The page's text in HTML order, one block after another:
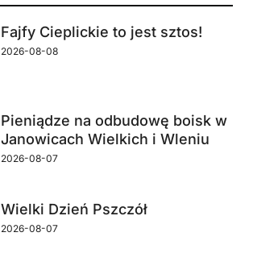
Fajfy Cieplickie to jest sztos!
2026-08-08
Pieniądze na odbudowę boisk w
Janowicach Wielkich i Wleniu
2026-08-07
Wielki Dzień Pszczół
2026-08-07